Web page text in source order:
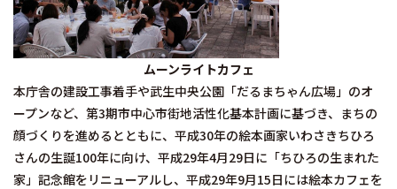
ムーンライトカフェ
本庁舎の建設工事着手や武生中央公園「だるまちゃん広場」のオ
ープンなど、第3期市中心市街地活性化基本計画に基づき、まちの
顔づくりを進めるとともに、平成30年の絵本画家いわさきちひろ
さんの生誕100年に向け、平成29年4月29日に「ちひろの生まれた
家」記念館をリニューアルし、平成29年9月15日には絵本カフェを